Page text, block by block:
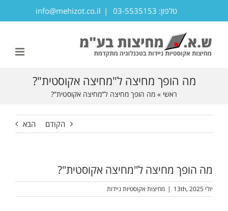
טלפון: 03-5535153 |
info@mehizot.co.il
מה הופך מחיצה ל"מחיצה אקוסטית"?
ראשי » מה הופך מחיצה ל”מחיצה אקוסטית”?
הקודם הבא
מה הופך מחיצה ל"מחיצה אקוסטית"?
יולי 13th, 2025 | מחיצות אקוסטיות ניידות
פתח סרגל נגישות